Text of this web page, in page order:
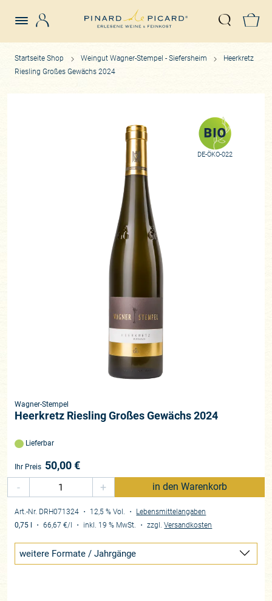
Suche
Startseite Shop Weingut Wagner-Stempel - Siefersheim
Heerkretz
Riesling Großes Gewächs 2024
DE-ÖKO-022
Wagner-Stempel
Heerkretz Riesling Großes Gewächs 2024
Lieferbar
Ihr Preis 50,00€
-
+ in den Warenkorb
Art.-Nr. DRH071324 ・ 12,5 % Vol. ・ Lebensmittelangaben
0,75 l
・66,67 €/l ・ inkl. 19 % MwSt. ・zzgl.Versandkosten
weitere Formate / Jahrgänge